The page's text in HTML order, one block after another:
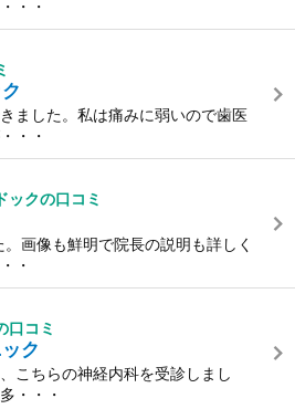
・・
ました。私は痛みに弱いので歯医
・・
ックの口コミ
画像も鮮明で院長の説明も詳しく
・
口コミ
ク
こちらの神経内科を受診しまし
・・・